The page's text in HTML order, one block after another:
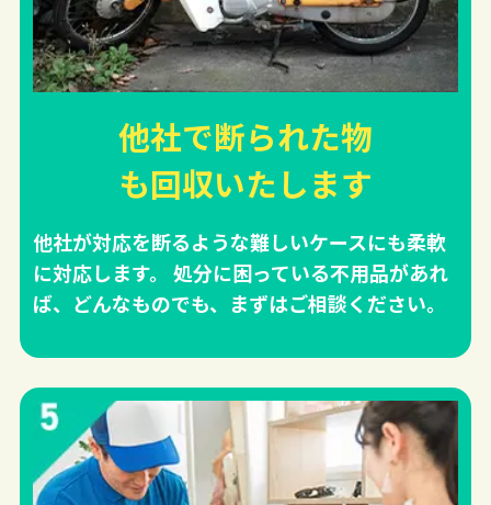
他社で断られた物
も回収いたします
他社が対応を断るような難しいケースにも柔軟
に対応します。 処分に困っている不用品があれ
ば、どんなものでも、まずはご相談ください。